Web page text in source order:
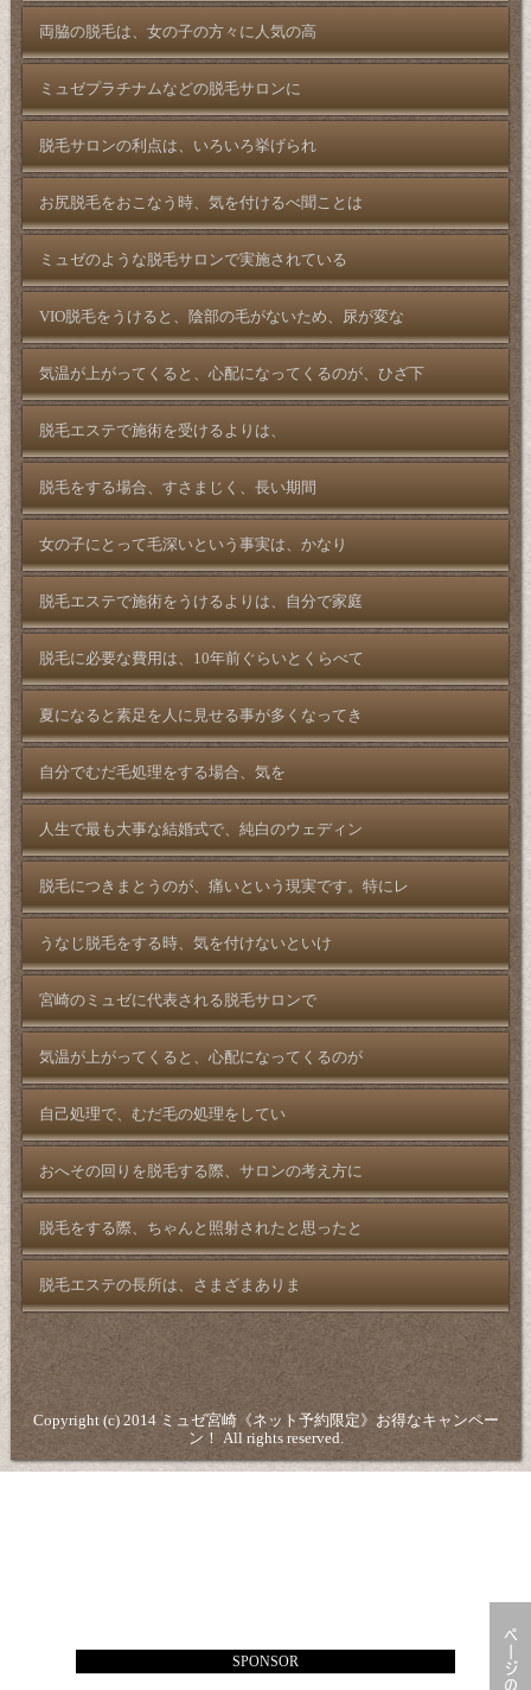
両脇の脱毛は、女の子の方々に人気の高
ミュゼプラチナムなどの脱毛サロンに
脱毛サロンの利点は、いろいろ挙げられ
お尻脱毛をおこなう時、気を付けるべ聞ことは
ミュゼのような脱毛サロンで実施されている
VIO脱毛をうけると、陰部の毛がないため、尿が変な
気温が上がってくると、心配になってくるのが、ひざ下
脱毛エステで施術を受けるよりは、
脱毛をする場合、すさまじく、長い期間
女の子にとって毛深いという事実は、かなり
脱毛エステで施術をうけるよりは、自分で家庭
脱毛に必要な費用は、10年前ぐらいとくらべて
夏になると素足を人に見せる事が多くなってき
自分でむだ毛処理をする場合、気を
人生で最も大事な結婚式で、純白のウェディン
脱毛につきまとうのが、痛いという現実です。特にレ
うなじ脱毛をする時、気を付けないといけ
宮崎のミュゼに代表される脱毛サロンで
気温が上がってくると、心配になってくるのが
自己処理で、むだ毛の処理をしてい
おへその回りを脱毛する際、サロンの考え方に
脱毛をする際、ちゃんと照射されたと思ったと
脱毛エステの長所は、さまざまありま
Copyright (c) 2014 ミュゼ宮崎《ネット予約限定》お得なキャンペー
ン！ All rights reserved.
SPONSOR